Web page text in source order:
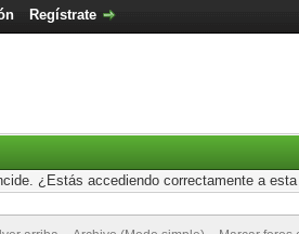
Regístrate
¿Estás accediendo correctamente a